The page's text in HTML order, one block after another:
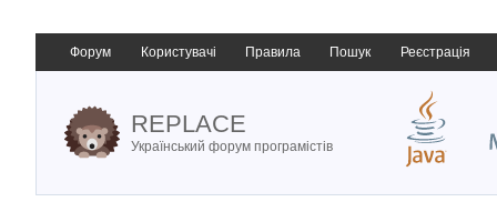
Форум Користувачі Правила Пошук Реєстрація
REPLACE
Український форум програмістів